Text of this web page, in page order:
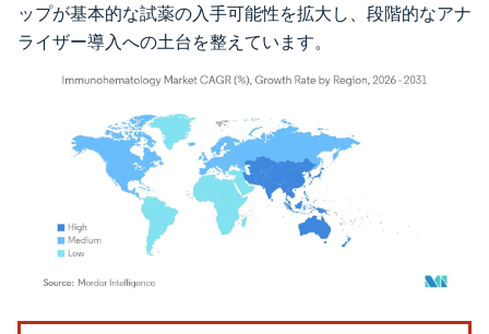
ップが基本的な試薬の入手可能性を拡大し、段階的なアナ
ライザー導入への土台を整えています。
画像 © Mordor Intelligence。再利用にはCC BY 4.0の表示が必要です。